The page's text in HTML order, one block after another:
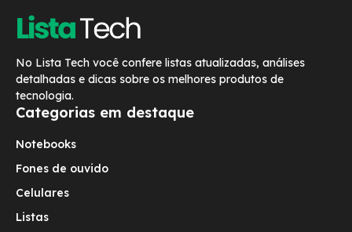
No Lista Tech você confere listas atualizadas, análises
detalhadas e dicas sobre os melhores produtos de
tecnologia.
Categorias em destaque
Notebooks
Fones de ouvido
Celulares
Listas